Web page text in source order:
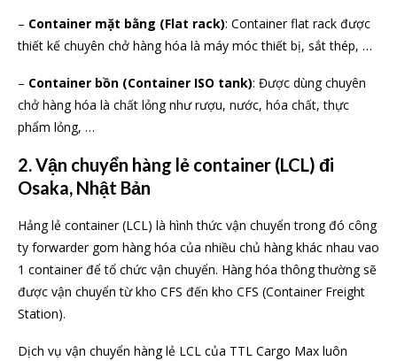
– Container mặt bằng (Flat rack): Container flat rack được
thiết kế chuyên chở hàng hóa là máy móc thiết bị, sắt thép, …
– Container bồn (Container ISO tank): Được dùng chuyên
chở hàng hóa là chất lỏng như rượu, nước, hóa chất, thực
phẩm lỏng, …
2. Vận chuyển hàng lẻ container (LCL) đi
Osaka, Nhật Bản
Hảng lẻ container (LCL) là hình thức vận chuyển trong đó công
ty forwarder gom hàng hóa của nhiều chủ hàng khác nhau vao
1 container để tổ chức vận chuyển. Hàng hóa thông thường sẽ
được vận chuyển từ kho CFS đến kho CFS (Container Freight
Station).
Dịch vụ vận chuyển hàng lẻ LCL của TTL Cargo Max luôn